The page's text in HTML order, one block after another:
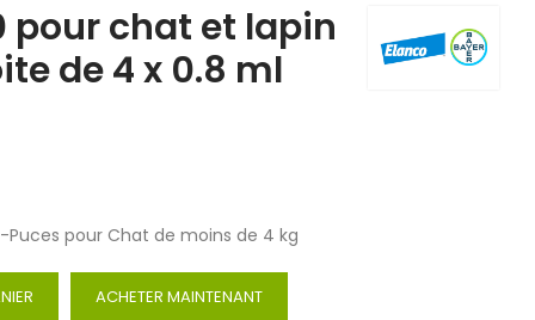
pour chat et lapin
de 4 x 0.8 ml
pour Chat de moins de 4 kg
ACHETER MAINTENANT